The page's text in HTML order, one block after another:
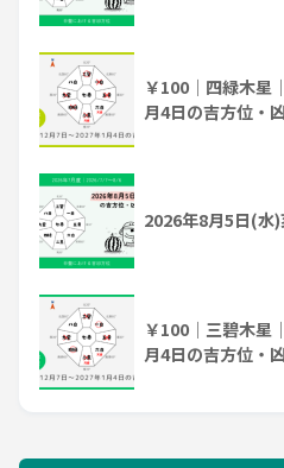
￥100｜四緑木星
月4日の吉方位・
2026年8月5日(水
￥100｜三碧木星
月4日の吉方位・